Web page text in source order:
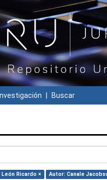
Buscar
Ricardo ×
Autor: Canale